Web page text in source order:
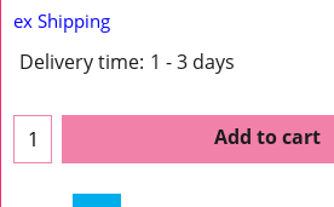
ex Shipping
Delivery time: 1 - 3 days
Add to cart